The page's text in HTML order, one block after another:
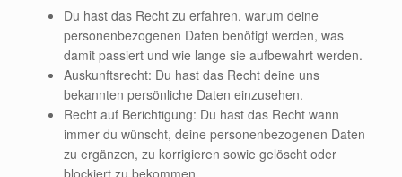
Du hast das Recht zu erfahren, warum deine
personenbezogenen Daten benötigt werden, was
damit passiert und wie lange sie aufbewahrt werden.
Auskunftsrecht: Du hast das Recht deine uns
bekannten persönliche Daten einzusehen.
Recht auf Berichtigung: Du hast das Recht wann
immer du wünscht, deine personenbezogenen Daten
zu ergänzen, zu korrigieren sowie gelöscht oder